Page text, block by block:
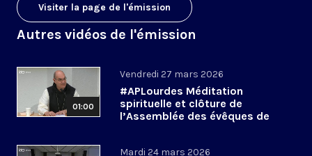
Visiter la page de l'émission
Autres vidéos de l'émission
01:00
Vendredi 27 mars 2026
#APLourdes Méditation
spirituelle et clôture de
l’Assemblée des évêques de
Mardi 24 mars 2026